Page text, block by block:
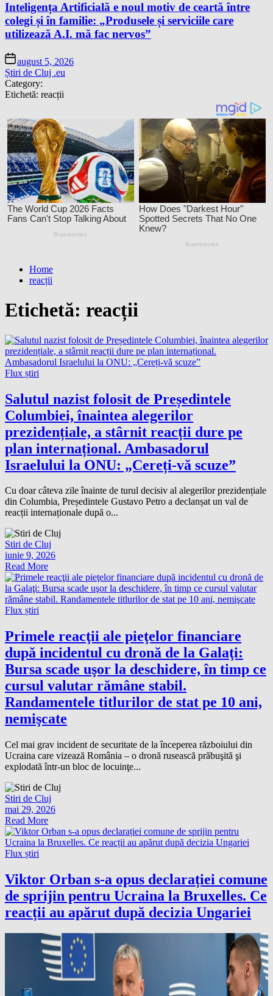
Inteligența Artificială e noul motiv de ceartă între
colegi și în familie: „Produsele și serviciile care
utilizează A.I. mă fac nervos”
august 5, 2026
Știri de Cluj .eu
Category:
Etichetă: reacții
Home
reacții
Etichetă: reacții
Flux știri
Salutul nazist folosit de Președintele
Columbiei, înaintea alegerilor
prezidențiale, a stârnit reacții dure pe
plan internațional. Ambasadorul
Israelului la ONU: „Cereți-vă scuze”
Cu doar câteva zile înainte de turul decisiv al alegerilor prezidențiale
din Columbia, Președintele Gustavo Petro a declanșat un val de
reacții internaționale după o...
Stiri de Cluj
iunie 9, 2026
Read More
Flux știri
Primele reacţii ale pieţelor financiare
după incidentul cu dronă de la Galaţi:
Bursa scade uşor la deschidere, în timp ce
cursul valutar rămâne stabil.
Randamentele titlurilor de stat pe 10 ani,
nemişcate
Cel mai grav incident de securitate de la începerea războiului din
Ucraina care vizează România – o dronă rusească prăbuşită şi
explodată într-un bloc de locuinţe...
Stiri de Cluj
mai 29, 2026
Read More
Flux știri
Viktor Orban s-a opus declarației comune
de sprijin pentru Ucraina la Bruxelles. Ce
reacții au apărut după decizia Ungariei